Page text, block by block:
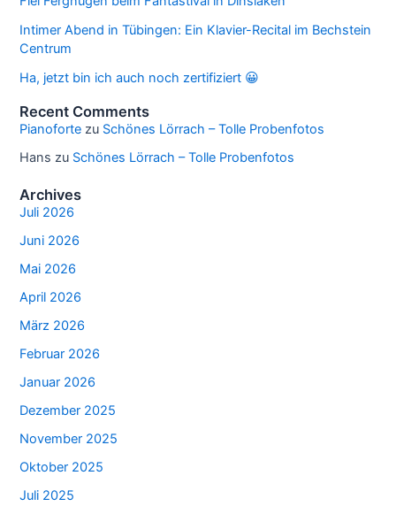
Intimer Abend in Tübingen: Ein Klavier-Recital im Bechstein
Centrum
Ha, jetzt bin ich auch noch zertifiziert 😀
Recent Comments
Pianoforte zu Schönes Lörrach – Tolle Probenfotos
Hans zu Schönes Lörrach – Tolle Probenfotos
Archives
Juli 2026
Juni 2026
Mai 2026
April 2026
März 2026
Februar 2026
Januar 2026
Dezember 2025
November 2025
Oktober 2025
Juli 2025